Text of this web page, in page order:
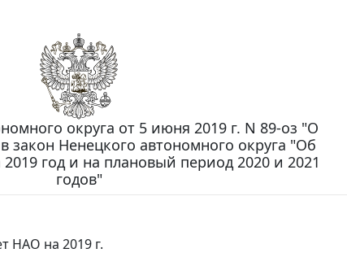
округа от 5 июня 2019 г. N 89-оз "О
закон Ненецкого автономного округа "Об
год и на плановый период 2020 и 2021
годов"
НАО на 2019 г.